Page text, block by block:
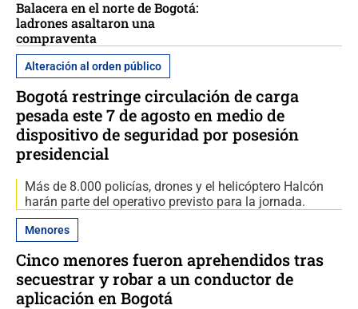
Balacera en el norte de Bogotá:
ladrones asaltaron una
compraventa
Alteración al orden público
Bogotá restringe circulación de carga
pesada este 7 de agosto en medio de
dispositivo de seguridad por posesión
presidencial
Más de 8.000 policías, drones y el helicóptero Halcón
harán parte del operativo previsto para la jornada.
Menores
Cinco menores fueron aprehendidos tras
secuestrar y robar a un conductor de
aplicación en Bogotá